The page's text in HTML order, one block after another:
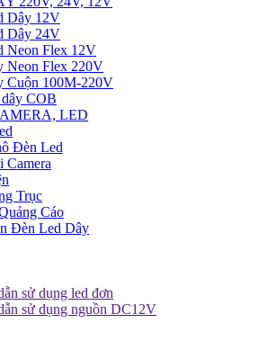
Dây 12V
Dây 24V
Neon Flex 12V
Neon Flex 220V
Cuộn 100M-220V
COB
LED
Đèn Led
Camera
Trục
Cáo
Đèn Led Dây
sử dụng led đơn
sử dụng nguồn DC12V